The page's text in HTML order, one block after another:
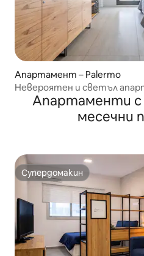
Апартамент – Palermo
Невероятен и светъл
Холивуд
Апартаменти с
месечни
Супердомакин
Супердомакин